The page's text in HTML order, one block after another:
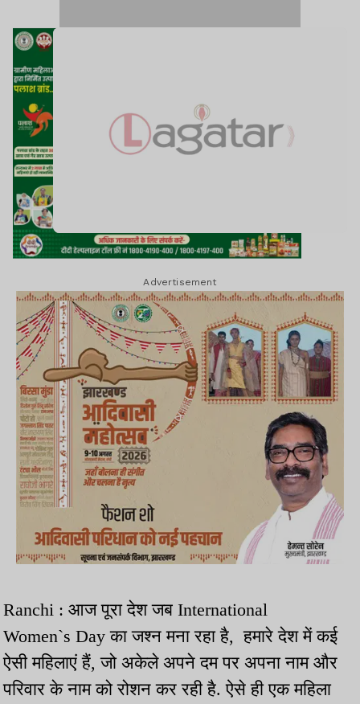
Advertisement
Ranchi : आज पूरा देश जब International
Women`s Day का जश्न मना रहा है, हमारे देश में कई
ऐसी महिलाएं हैं, जो अकेले अपने दम पर अपना नाम और
परिवार के नाम को रोशन कर रही है. ऐसे ही एक महिला